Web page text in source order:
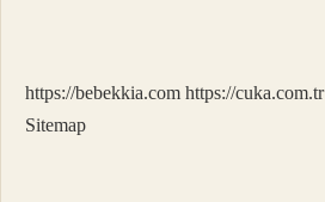
https://bebekkia.com https://cuka.com.tr
Sitemap